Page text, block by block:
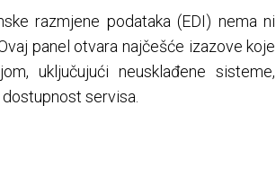
razmjene podataka (EDI) nema ni
panel otvara najčešće izazove koje
uključujući neusklađene sisteme,
servisa.